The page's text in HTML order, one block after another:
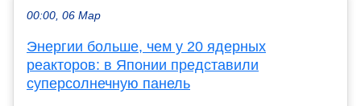
00:00, 06 Мар
Энергии больше, чем у 20 ядерных
реакторов: в Японии представили
суперсолнечную панель